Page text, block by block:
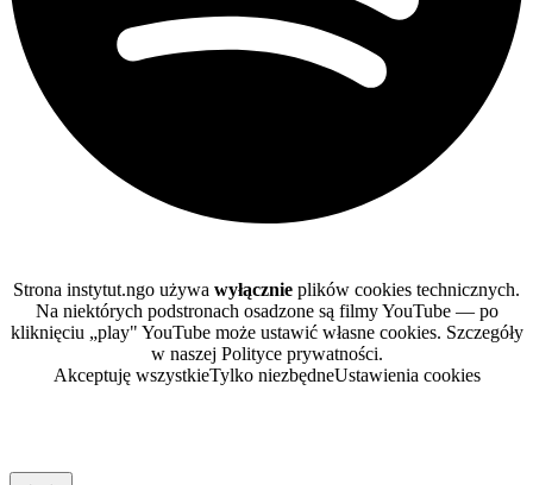
Strona instytut.ngo używa wyłącznie plików cookies technicznych.
Na niektórych podstronach osadzone są filmy YouTube — po
kliknięciu „play" YouTube może ustawić własne cookies. Szczegóły
w naszej Polityce prywatności.
Akceptuję wszystkieTylko niezbędneUstawienia cookies